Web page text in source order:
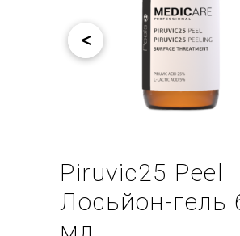
<
Piruvic25 Peel
Лосьйон-гель